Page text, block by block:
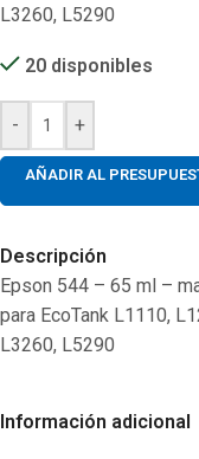
L3260, L5290
20 disponibles
- +
AÑADIR AL
Descripción
Epson 544 – 65 ml –
para EcoTank L1110,
L3260, L5290
Información adicional